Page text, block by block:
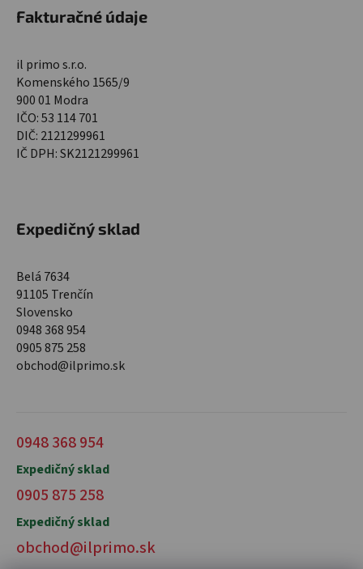
Fakturačné údaje
il primo s.r.o.
Komenského 1565/9
900 01 Modra
IČO: 53 114 701
DIČ: 2121299961
IČ DPH: SK2121299961
Expedičný sklad
Belá 7634
91105 Trenčín
Slovensko
0948 368 954
0905 875 258
obchod@ilprimo.sk
0948 368 954
Expedičný sklad
0905 875 258
Expedičný sklad
obchod@ilprimo.sk